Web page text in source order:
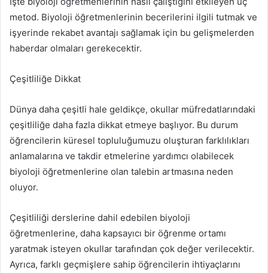
metod. Biyoloji öğretmenlerinin becerilerini ilgili tutmak ve
işyerinde rekabet avantajı sağlamak için bu gelişmelerden
haberdar olmaları gerekecektir.
Çeşitliliğe Dikkat
Dünya daha çeşitli hale geldikçe, okullar müfredatlarındaki
çeşitliliğe daha fazla dikkat etmeye başlıyor. Bu durum
öğrencilerin küresel topluluğumuzu oluşturan farklılıkları
anlamalarına ve takdir etmelerine yardımcı olabilecek
biyoloji öğretmenlerine olan talebin artmasına neden
oluyor.
Çeşitliliği derslerine dahil edebilen biyoloji
öğretmenlerine, daha kapsayıcı bir öğrenme ortamı
yaratmak isteyen okullar tarafından çok değer verilecektir.
Ayrıca, farklı geçmişlere sahip öğrencilerin ihtiyaçlarını